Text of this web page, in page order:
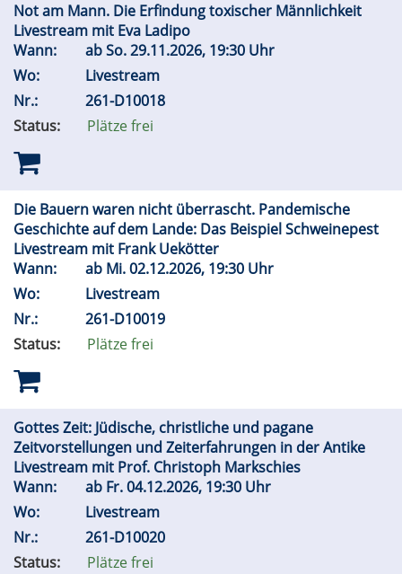
Not am Mann. Die Erfindung toxischer Männlichkeit
Livestream mit Eva Ladipo
Wann:
abSo.29.11.2026, 19:30 Uhr
Wo:
Livestream
Nr.:
261-D10018
Status:
Plätze frei
Die Bauern waren nicht überrascht. Pandemische
Geschichte auf dem Lande: Das Beispiel Schweinepest
Livestream mit Frank Uekötter
Wann:
ab Mi.02.12.2026, 19:30 Uhr
Wo:
Livestream
Nr.:
261-D10019
Status:
Plätze frei
Gottes Zeit: Jüdische, christliche und pagane
Zeitvorstellungen und Zeiterfahrungen in der Antike
Livestream mit Prof. Christoph Markschies
Wann:
ab Fr.04.12.2026, 19:30 Uhr
Wo:
Livestream
Nr.:
261-D10020
Status:
Plätze frei